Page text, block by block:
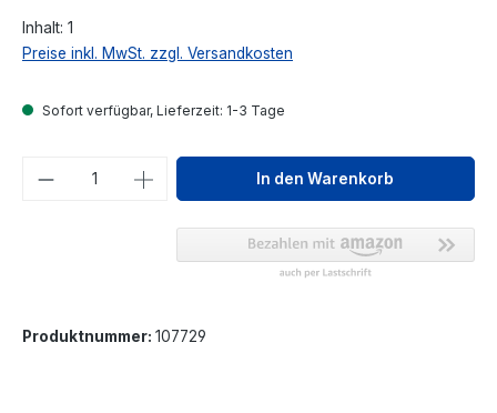
Inhalt: 1
Preise inkl. MwSt. zzgl. Versandkosten
Sofort verfügbar, Lieferzeit: 1-3 Tage
Produkt Anzahl: Gib denIn den Warenkorb
Produktnummer: 107729